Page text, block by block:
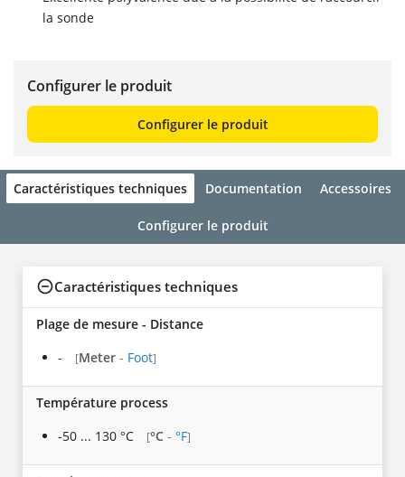
la sonde
Configurer le produit
Configurer le produit
Caractéristiques techniques Documentation Accessoires
Configurer le produit
Caractéristiques techniques
Plage de mesure - Distance
-
[Meter - Foot]
Température process
-50 ... 130 °C
[°C - °F]